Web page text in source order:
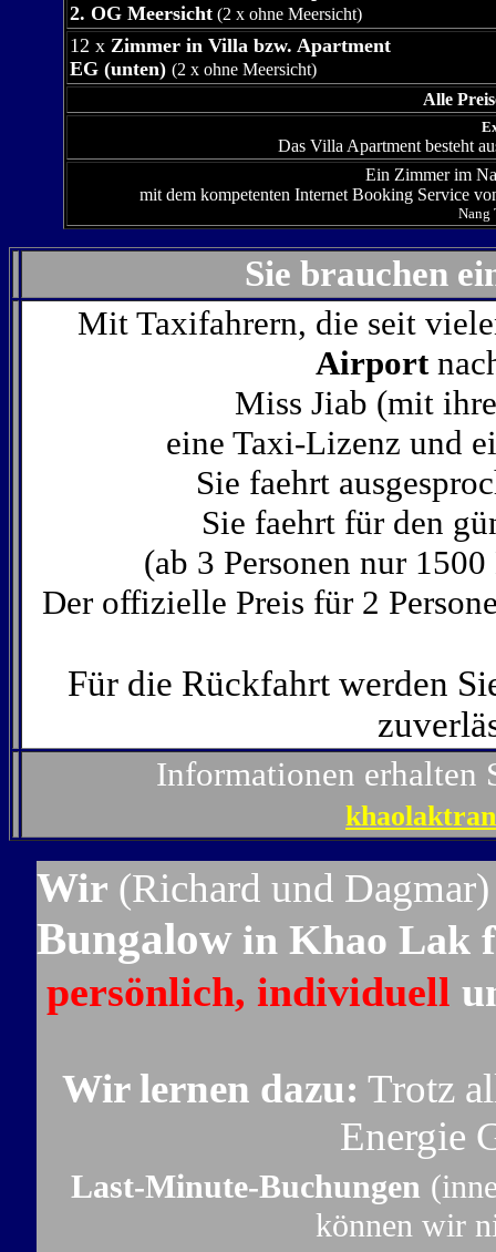
2. OG Meersicht(2 x ohne Meersicht)
12 x Zimmer in Villa bzw. Apartment
EG (unten) (2 x ohne Meersicht)
Alle
Das Villa Apartment besteht
Ein Zimmer im
mit dem kompetenten Internet Booking Service
Nang
Sie brauchen
Mit Taxifahrern, die seit
Airport
Miss Jiab (mit
eine Taxi-Lizenz und
Sie faehrt
Sie faehrt für den
(ab 3 Personen nur
Der offizielle Preis für 2
Für die Rückfahrt werden
Informationen erhalten
Wir (Richard und
Bungalow in Khao Lak
persönlich, individuell
Wir lernen dazu: Trotz
Energie
Last-Minute-Buchungen
können wir